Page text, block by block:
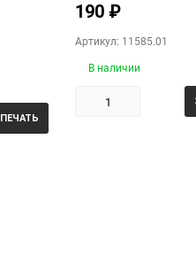
190 ₽
Артикул: 11585.01
В наличии